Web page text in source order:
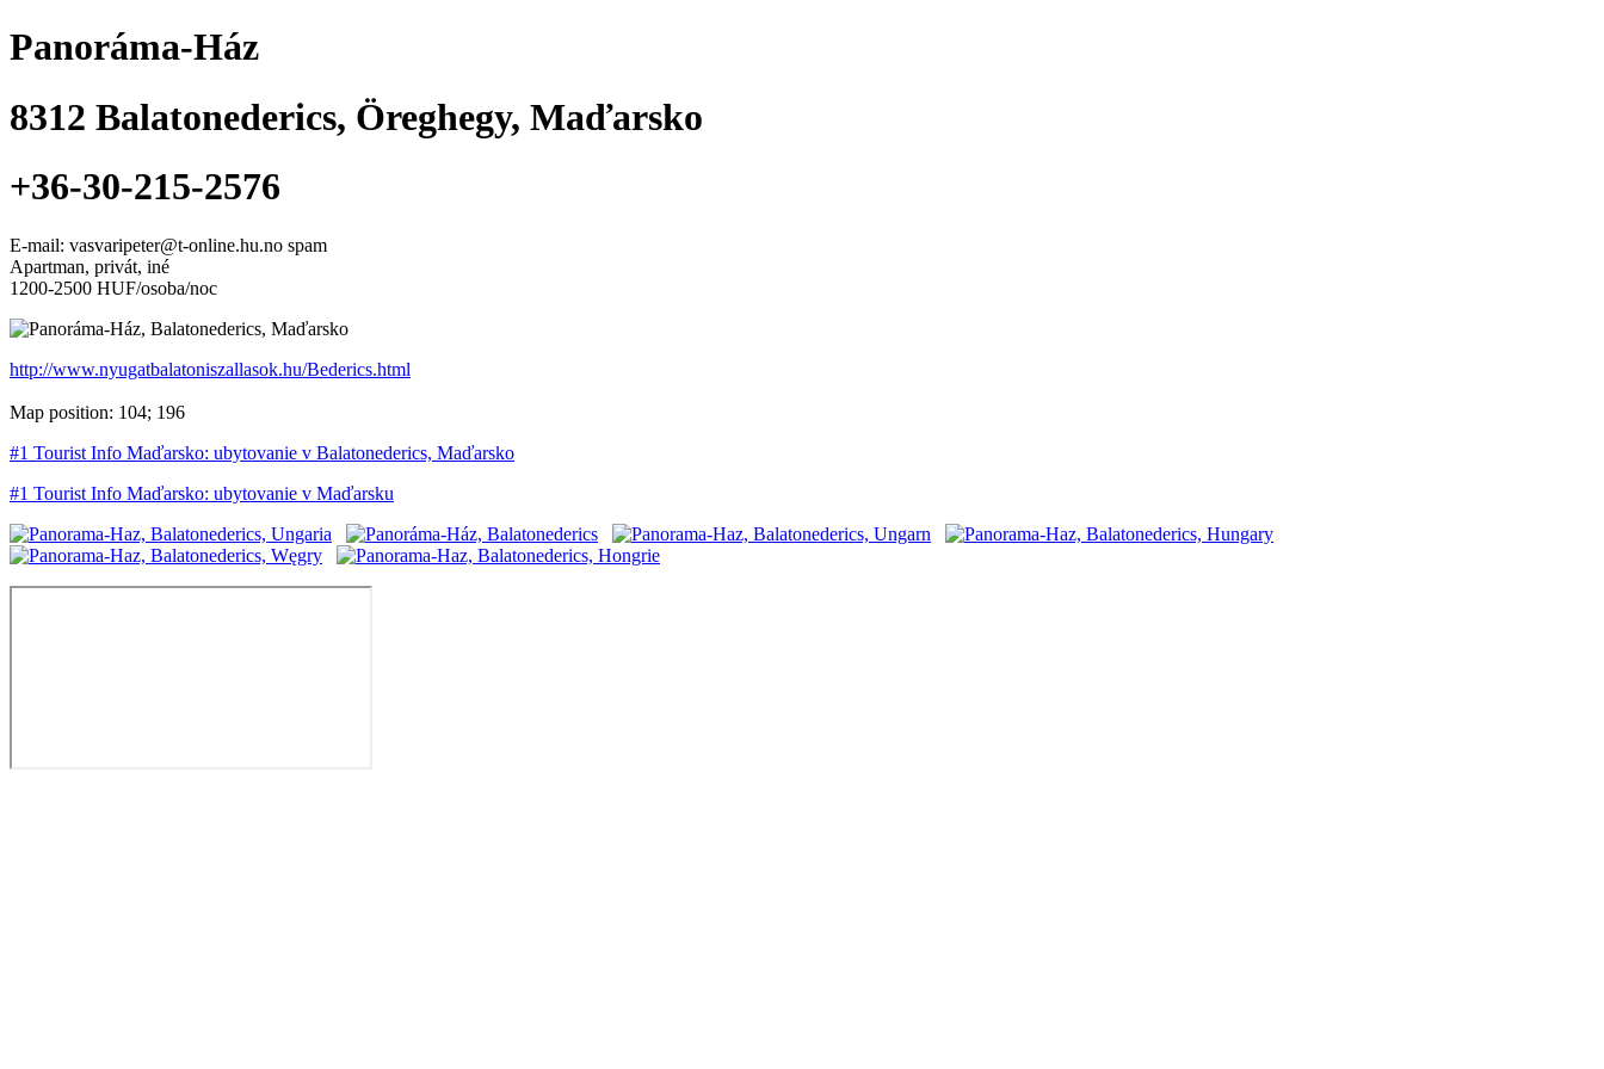
Panoráma-Ház
8312 Balatonederics, Öreghegy, Maďarsko
+36-30-215-2576
E-mail: vasvaripeter@t-online.hu.no spam
Apartman, privát, iné
1200-2500 HUF/osoba/noc
http://www.nyugatbalatoniszallasok.hu/Bederics.html
Map position: 104; 196
#1 Tourist Info Maďarsko: ubytovanie v Balatonederics, Maďarsko
#1 Tourist Info Maďarsko: ubytovanie v Maďarsku